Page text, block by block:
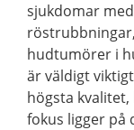
sjukdomar
hudtumörer i
är väldigt
högsta
fokus ligger på